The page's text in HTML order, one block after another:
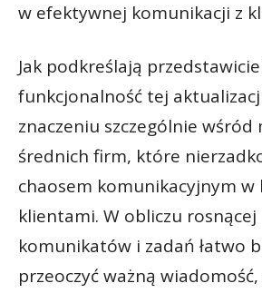
w efektywnej komunikacji z
Jak podkreślają
funkcjonalność tej
znaczeniu szczególnie wśród
średnich firm, które
chaosem komunikacyjnym w
klientami. W obliczu rosnącej
komunikatów i zadań łatwo
przeoczyć ważną